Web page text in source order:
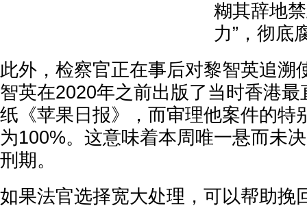
糊其辞地
力”，彻底
此外，检察官正在事后对黎智英追溯
智英在2020年之前出版了当时香港
纸《苹果日报》，而审理他案件的特
为100%。这意味着本周唯一悬而未
刑期。
如果法官选择宽大处理，可以帮助挽